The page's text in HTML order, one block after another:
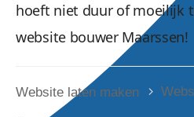
hoeft niet duur of moeilijk
website bouwer Maarssen!
Website laten maken